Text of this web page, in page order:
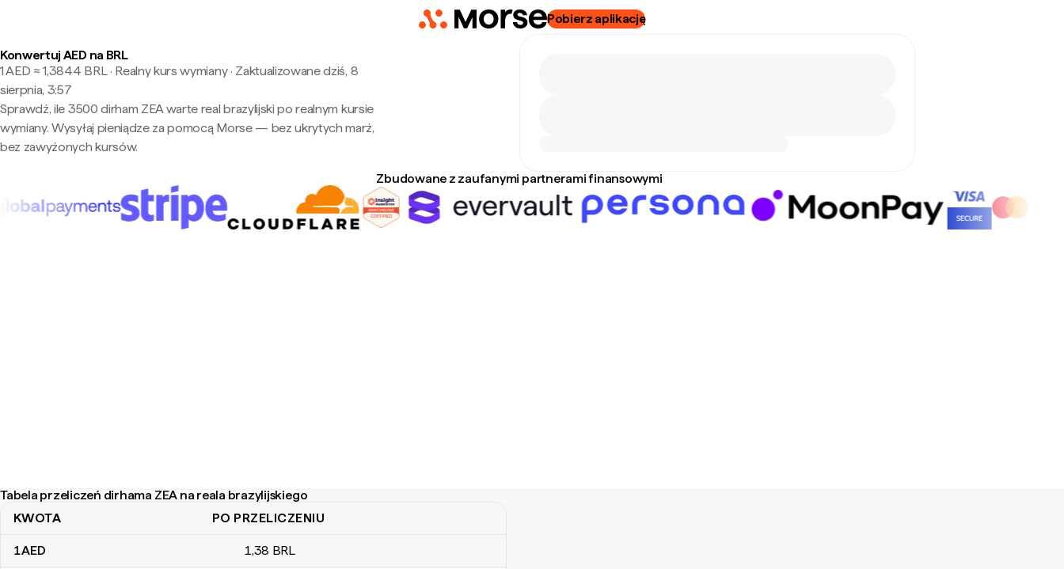
Pobierz aplikację
Konwertuj AED na BRL
1 AED ≈ 1,3844 BRL · Realny kurs wymiany· Zaktualizowane dziś, 8
sierpnia, 3:57
Sprawdź, ile 3500 dirham ZEA warte real brazylijski po realnym kursie
wymiany. Wysyłaj pieniądze za pomocą Morse — bez ukrytych marż,
bez zawyżonych kursów.
Zbudowane z zaufanymi partnerami finansowymi
Tabela przeliczeń dirhama ZEA na reala brazylijskiego
Tabela przeliczeń dirhama ZEA na reala brazylijskiego
KWOTA PO PRZELICZENIU
1AED 1,38 BRL